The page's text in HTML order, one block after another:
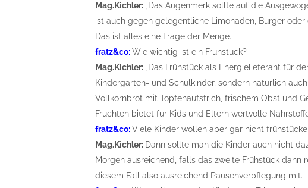
Mag.Kichler:
„Das Augenmerk sollte auf die
ist auch gegen gelegentliche Limonaden, Burger
Das ist alles eine Frage der Menge.
fratz&co:Wie wichtig ist ein Frühstück?
Mag.Kichler:
„Das Frühstück als Energielieferant für
Kindergarten- und Schulkinder, sondern natürlich
Vollkornbrot mit Topfenaufstrich, frischem Obst und
Früchten bietet für Kids und Eltern wertvolle
fratz&co:Viele Kinder wollen aber gar nicht
Mag.Kichler: Dann sollte man die Kinder auch nicht
Morgen ausreichend, falls das zweite Frühstück
diesem Fall also ausreichend Pausenverpflegung mit.